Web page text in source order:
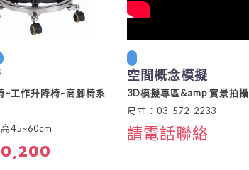
~工作升降椅~高腳椅系
45~60cm
空間概念模擬
3D模擬專區&amp 實景拍攝
尺寸：03-572-2233
請電話聯絡